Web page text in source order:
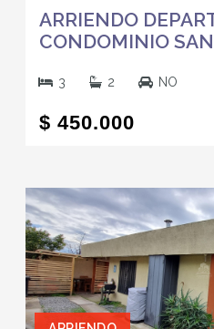
ARRIENDO
CONDOMINIO
3 2 NO
$ 450.000